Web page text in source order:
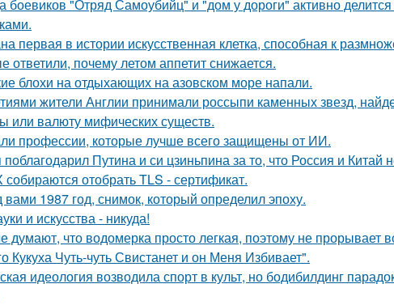
боевиков "Отряд Самоубийц" и "дом у дороги" активно
первая в истории искусственная клетка, способная к
ответили, почему летом аппетит снижается.
блохи на отдыхающих на азовском море напали.
жители Англии принимали россыпи каменных звезд,
или валюту мифических существ.
профессии, которые лучше всего защищены от ИИ.
Путина и си цзиньпина за то, что Россия и
собираются отобрать TLS - сертификат.
1987 год, снимок, который определил эпоху.
и искусства - никуда!
думают, что водомерка просто легкая, поэтому не прорывает
Кукуха Чуть-чуть Свистанет и он Меня Избивает".
идеология возводила спорт в культ, но бодибилдинг